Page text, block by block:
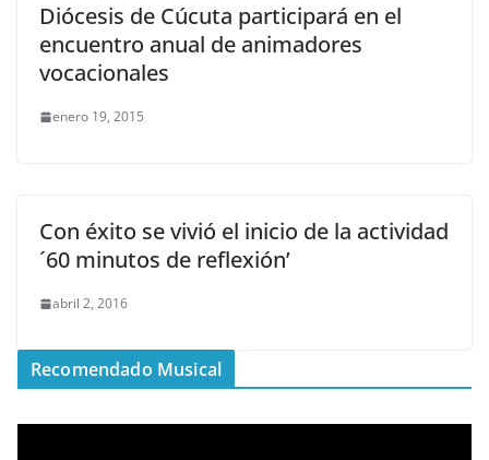
Diócesis de Cúcuta participará en el
encuentro anual de animadores
vocacionales
enero 19, 2015
Con éxito se vivió el inicio de la actividad
´60 minutos de reflexión’
abril 2, 2016
Recomendado Musical